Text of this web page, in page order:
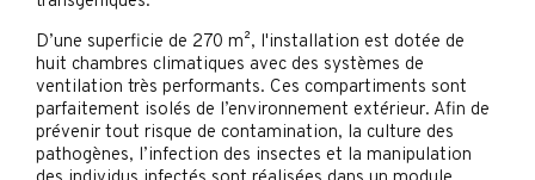
D’une superficie de 270 m², l'installation est dotée de
huit chambres climatiques avec des systèmes de
ventilation très performants. Ces compartiments sont
parfaitement isolés de l’environnement extérieur. Afin de
prévenir tout risque de contamination, la culture des
pathogènes, l’infection des insectes et la manipulation